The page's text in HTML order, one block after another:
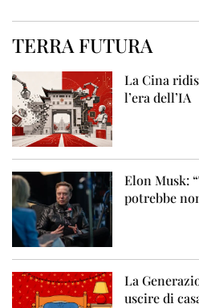
TERRA FUTURA
La Cina
l’era dell’IA
Elon Musk:
potrebbe
La
uscire di